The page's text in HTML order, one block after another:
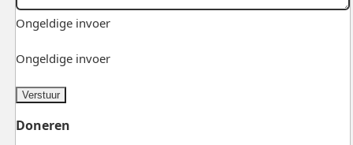
Ongeldige invoer
Ongeldige invoer
Verstuur
Doneren